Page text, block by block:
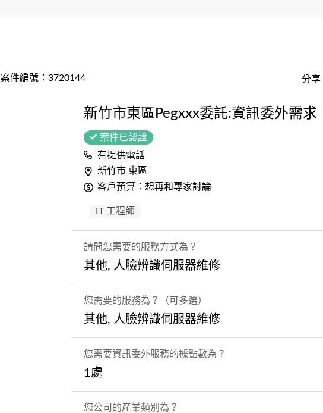
案件編號：3720144 分享
新竹市東區Pegxxx委託:資訊委外需求
案件已認證
有提供電話
新竹市 東區
客戶預算：想再和專家討論
IT 工程師
請問您需要的服務方式為？
其他, 人臉辨識伺服器維修
您需要的服務為？（可多選）
其他, 人臉辨識伺服器維修
您需要資訊委外服務的據點數為？
1處
您公司的產業類別為？